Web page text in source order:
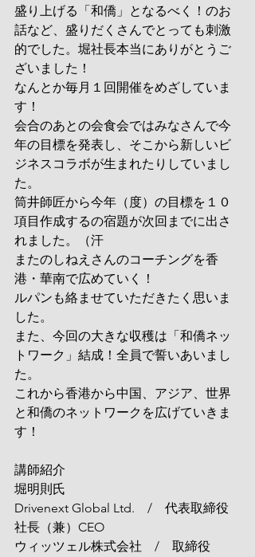
盛り上げる「和僑」となるべく！のお
話など、盛りだくさんでとっても刺激
的でした。堀社長本当にありがとうご
ざいました！
なんとか毎月１回開催をめざしていま
す！
会合のあとの会食会ではみなさんで今
年の目標を発表し、そこから新しいビ
ジネスコラボが生まれたりしていまし
た。
筒井師匠から今年（度）の目標を１０
項目作成するの宿題が次回までに出さ
れました。（汗
またのしねえさんのコーチングを香
港・華南で広めていく！
ルパンも絡ませていただきたく思いま
した。
また、今回の大きな収穫は「和僑ネッ
トワーク」結成！全員で誓いあいまし
た。
これから香港から中国、アジア、世界
と和僑のネットワークを広げていきま
す！
講師紹介
堀明則氏
Drivenext Global Ltd.　/　代表取締役
社長（兼）CEO
ウィッツェル株式会社　/　取締役